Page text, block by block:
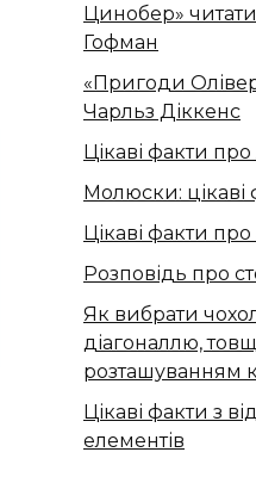
Цинобер»
Гофман
«Пригоди
Чарльз Діккенс
Цікаві факти
Молюски: цікаві
Цікаві факти
Розповідь про
Як вибрати
діагоналлю,
розташуванням
Цікаві факти з
елементів